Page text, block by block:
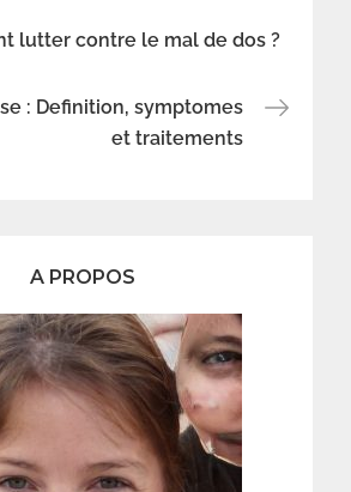
lutter contre le mal de dos ?
: Definition, symptomes
et traitements
A PROPOS